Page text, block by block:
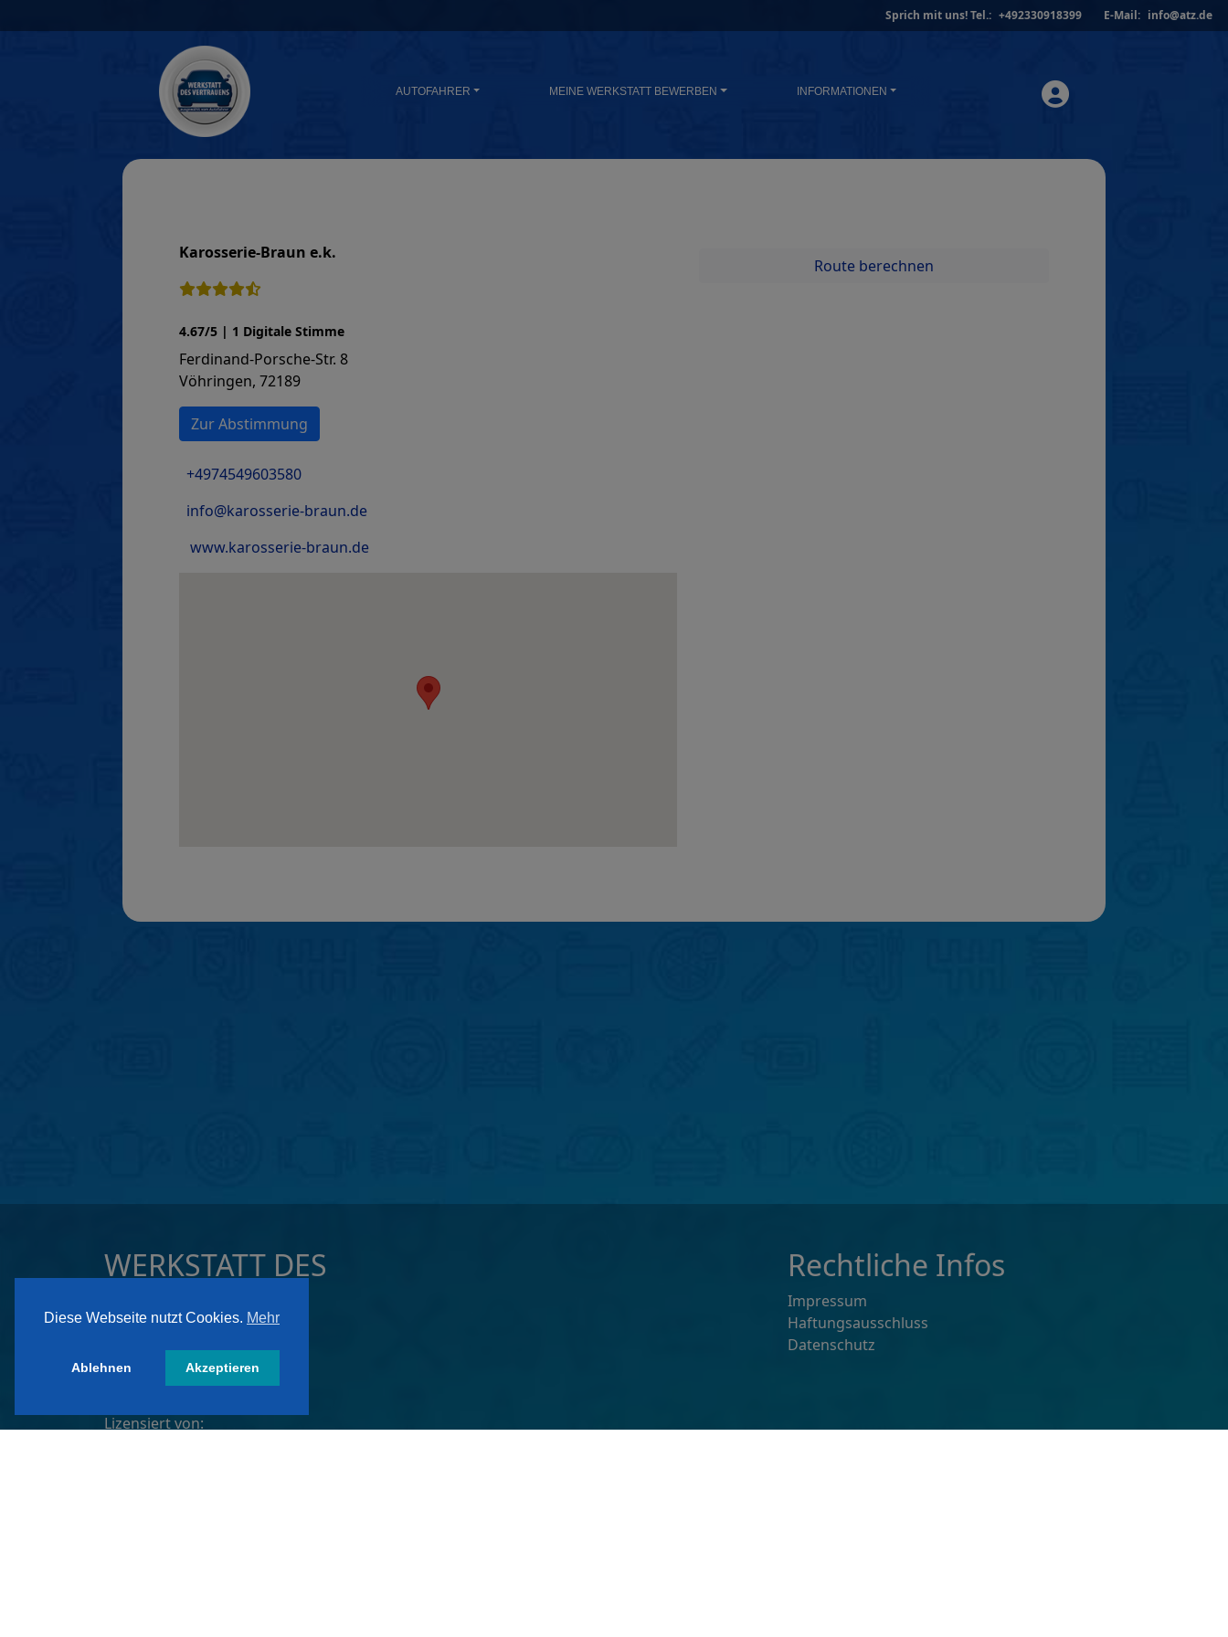
to
Sprich mit uns!Tel.: +492330918399 E-Mail: info@atz.de
AUTOFAHRER MEINE WERKSTATT BEWERBEN INFORMATIONEN
Karosserie-Braun e.k.
4.67/5 | 1 Digitale Stimme
Ferdinand-Porsche-Str. 8
Vöhringen, 72189
Zur Abstimmung
+4974549603580
info@karosserie-braun.de
www.karosserie-braun.de
Route berechnen
WERKSTATT DES
ATZ AG, Dortmund
Lizensiert von:
Rechtliche Infos
Impressum
Haftungsausschluss
Datenschutz
Diese Webseite nutzt Cookies. Mehr
Ablehnen Akzeptieren